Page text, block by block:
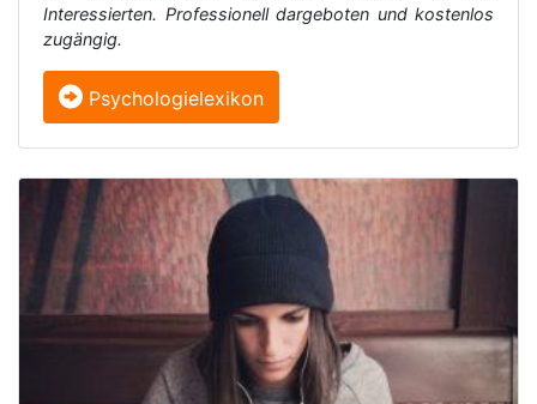
Interessierten. Professionell dargeboten und kostenlos
zugängig.
Psychologielexikon